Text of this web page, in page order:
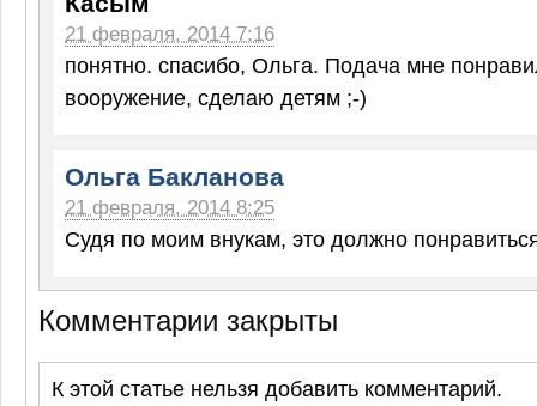
21 февраля, 2014 7:16
понятно. спасибо, Ольга. Подача мне
вооружение, сделаю детям ;-)
Ольга Бакланова
21 февраля, 2014 8:25
Судя по моим внукам, это должно
Комментарии закрыты
К этой статье нельзя добавить комментарий.